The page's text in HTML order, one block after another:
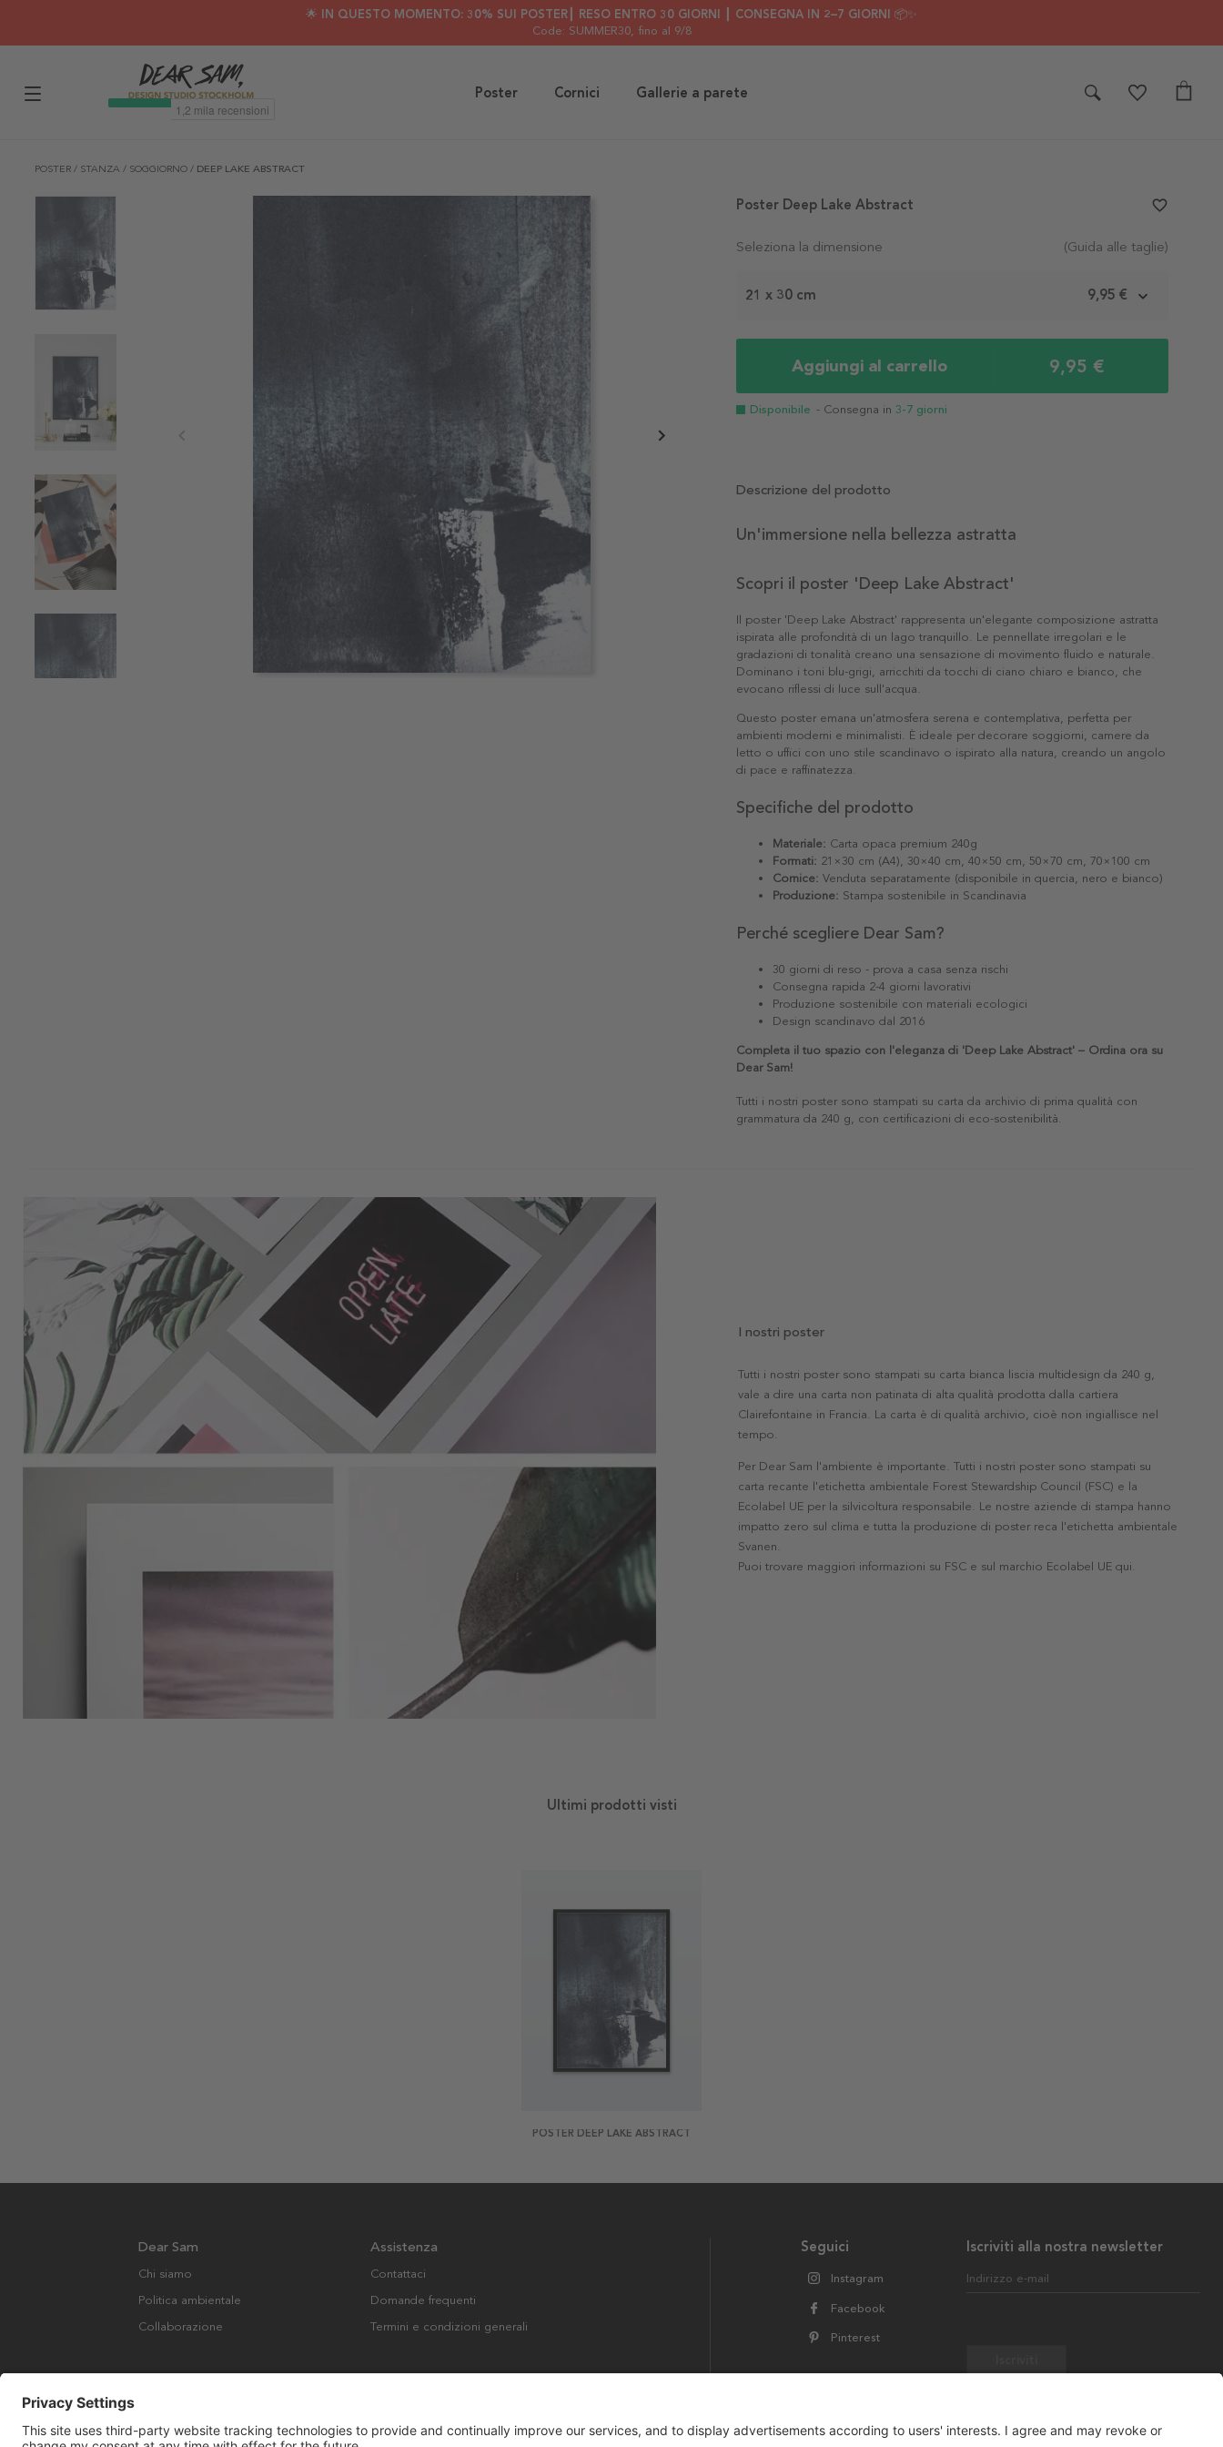
🌟 IN QUESTO MOMENTO: 30% SUI POSTER┃ RESO ENTRO 30 GIORNI ┃ CONSEGNA IN 2–7 GIORNI 📦✨
Code: SUMMER30, fino al 9/8
Poster Cornici Gallerie a parete
POSTER / STANZA / SOGGIORNO / DEEP LAKE ABSTRACT
Seleziona la dimensione (Guida alle taglie)
21 x 30 cm 9,95 €
Aggiungi al carrello 9,95 €
Disponibile - Consegna in 3-7 giorni
Poster Deep Lake Abstract favorite_border
Descrizione del prodotto
Un'immersione nella bellezza astratta
Scopri il poster 'Deep Lake Abstract'
Il poster 'Deep Lake Abstract' rappresenta un'elegante composizione astratta
ispirata alle profondità di un lago tranquillo. Le pennellate irregolari e le
gradazioni di tonalità creano una sensazione di movimento fluido e naturale.
Dominano i toni blu-grigi, arricchiti da tocchi di ciano chiaro e bianco, che
evocano riflessi di luce sull'acqua.
Questo poster emana un'atmosfera serena e contemplativa, perfetta per
ambienti moderni e minimalisti. È ideale per decorare soggiorni, camere da
letto o uffici con uno stile scandinavo o ispirato alla natura, creando un angolo
di pace e raffinatezza.
Specifiche del prodotto
Materiale: Carta opaca premium 240g
Formati: 21×30 cm (A4), 30×40 cm, 40×50 cm, 50×70 cm, 70×100 cm
Cornice: Venduta separatamente (disponibile in quercia, nero e bianco)
Produzione: Stampa sostenibile in Scandinavia
Perché scegliere Dear Sam?
30 giorni di reso - prova a casa senza rischi
Consegna rapida 2-4 giorni lavorativi
Produzione sostenibile con materiali ecologici
Design scandinavo dal 2016
Completa il tuo spazio con l'eleganza di 'Deep Lake Abstract' – Ordina ora su
Dear Sam!
Tutti i nostri poster sono stampati su carta da archivio di prima qualità con
grammatura da 240 g, con certificazioni di eco-sostenibilità.
I nostri poster
Tutti i nostri poster sono stampati su carta bianca liscia multidesign da 240 g,
vale a dire una carta non patinata di alta qualità prodotta dalla cartiera
Clairefontaine in Francia. La carta è di qualità archivio, cioè non ingiallisce nel
tempo.
Per Dear Sam l'ambiente è importante. Tutti i nostri poster sono stampati su
carta recante l'etichetta ambientale Forest Stewardship Council (FSC) e la
Ecolabel UE per la silvicoltura responsabile. Le nostre aziende di stampa hanno
impatto zero sul clima e tutta la produzione di poster reca l'etichetta ambientale
Svanen.
Puoi trovare maggiori informazioni su FSC e sul marchio Ecolabel UE qui.
Ultimi prodotti visti
POSTER DEEP LAKE ABSTRACT
Iscriviti alla nostra newsletter
Indirizzo e-mail
Seguici
Instagram
Facebook
Pinterest
Dear Sam
Chi siamo
Politica ambientale
Collaborazione
Assistenza
Contattaci
Domande frequenti
Termini e condizioni generali